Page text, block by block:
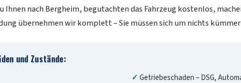
Ihnen nach Bergheim, begutachten das Fahrzeug kostenlos,
übernehmen wir komplett – Sie müssen sich um nichts
und Zustände:
Getriebeschaden – DSG,